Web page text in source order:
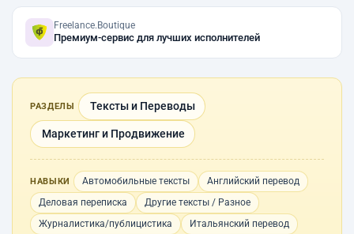
Freelance.Boutique
Премиум-сервис для лучших исполнителей
РАЗДЕЛЫ Тексты и Переводы
Маркетинг и Продвижение
НАВЫКИ Автомобильные тексты
Английский перевод
Деловая переписка
Другие тексты / Разное
Журналистика/публицистика
Итальянский перевод